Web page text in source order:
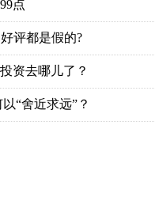
点
评都是假的?
资去哪儿了？
“舍近求远”？